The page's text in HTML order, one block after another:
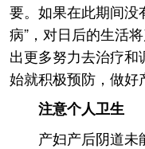
要。如果在此期间没
病”，对日后的生活
出更多努力去治疗
始就积极预防，做好
注意个人卫生
产妇产后阴道未